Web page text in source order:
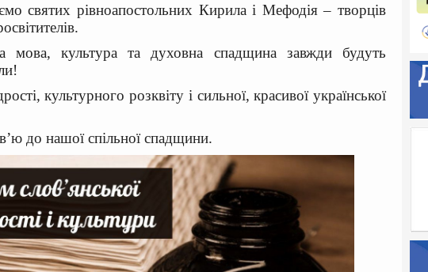
святих рівноапостольних Кирила і Мефодія – творців
мова, культура та духовна спадщина завжди будуть
культурного розквіту і сильної, красивої української
до нашої спільної спадщини.